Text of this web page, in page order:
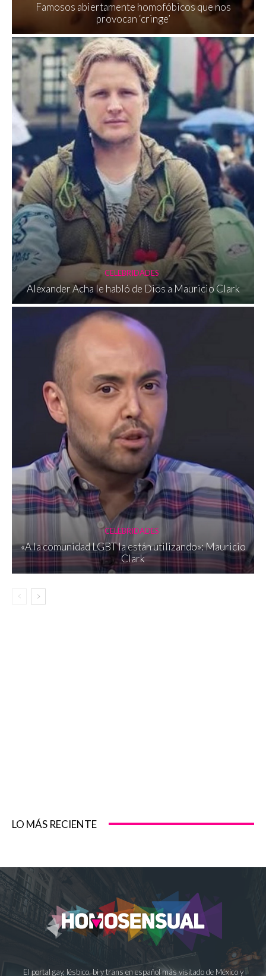
Famosos abiertamente homofóbicos que nos
provocan ‘cringe’
CELEBRIDADES
Alexander Acha le habló de Dios a Mauricio Clark
CELEBRIDADES
«A la comunidad LGBT la están utilizando»: Mauricio
Clark
LO MÁS RECIENTE
El portal gay, lésbico, bi y trans en español más visitado de México y